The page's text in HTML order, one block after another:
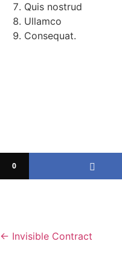
Quis nostrud
Ullamco
Consequat.
0
← Invisible Contract